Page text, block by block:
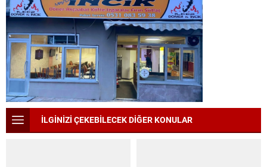
İLGİNİZİ ÇEKEBİLECEK DİĞER KONULAR